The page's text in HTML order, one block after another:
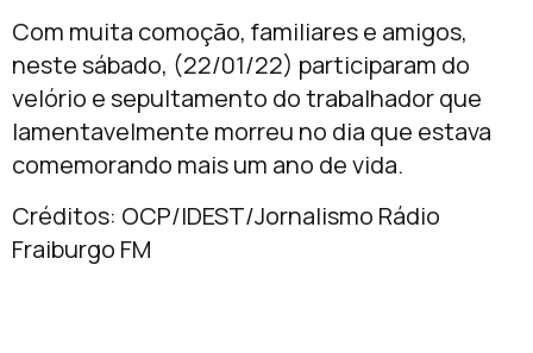
Com muita comoção, familiares e amigos,
neste sábado, (22/01/22) participaram do
velório e sepultamento do trabalhador que
lamentavelmente morreu no dia que estava
comemorando mais um ano de vida.
Créditos: OCP/IDEST/Jornalismo Rádio
Fraiburgo FM